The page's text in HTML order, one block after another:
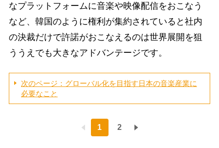
なプラットフォームに音楽や映像配信をおこなう
など、韓国のように権利が集約されていると社内
の決裁だけで許諾がおこなえるのは世界展開を狙
ううえでも大きなアドバンテージです。
次のページ：グローバル化を目指す日本の音楽産業に
必要なこと
1 2